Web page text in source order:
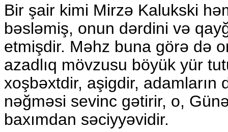
Bir şair kimi Mirzə Kalukski
bəsləmiş, onun dərdini və
etmişdir. Məhz buna görə də
azadlıq mövzusu böyük yür
xoşbəxtdir, aşigdir,
nəğməsi sevinc gətirir, o,
baxımdan səciyyəvidir.